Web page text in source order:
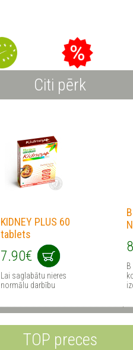
Citi pērk
KIDNEY PLUS 60
tablets
7.90€
Lai saglabātu nieres
normālu darbību
TOP preces